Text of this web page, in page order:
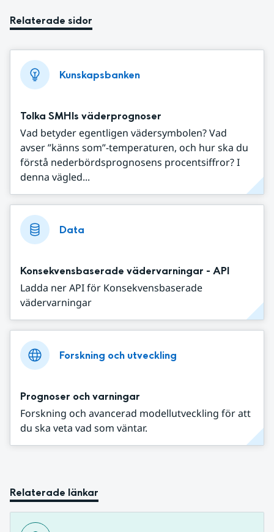
Relaterade sidor
Kunskapsbanken
Tolka SMHIs väderprognoser
Vad betyder egentligen vädersymbolen? Vad
avser ”känns som”-temperaturen, och hur ska du
förstå nederbördsprognosens procentsiffror? I
denna vägled...
Data
Konsekvensbaserade vädervarningar - API
Ladda ner API för Konsekvensbaserade
vädervarningar
Forskning och utveckling
Prognoser och varningar
Forskning och avancerad modellutveckling för att
du ska veta vad som väntar.
Relaterade länkar